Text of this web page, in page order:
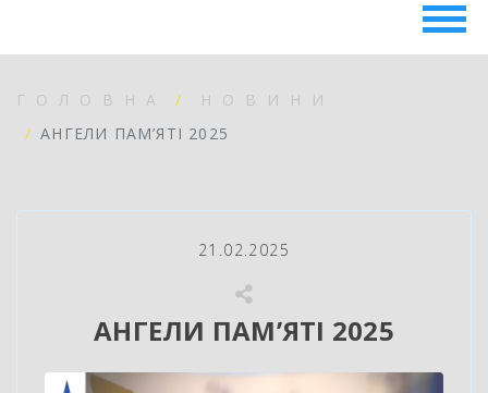
ГОЛОВНА
НОВИНИ
АНГЕЛИ ПАМ’ЯТІ 2025
21.02.2025
АНГЕЛИ ПАМ’ЯТІ 2025